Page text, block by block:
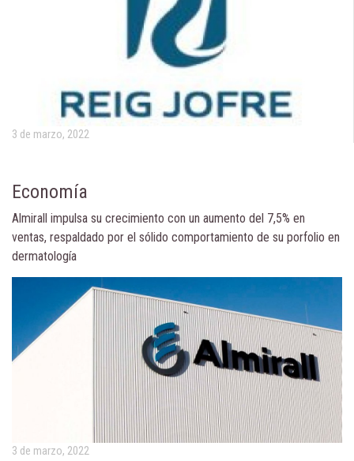
3 de marzo, 2022
Economía
Almirall impulsa su crecimiento con un aumento del 7,5% en
ventas, respaldado por el sólido comportamiento de su porfolio en
dermatología
3 de marzo, 2022